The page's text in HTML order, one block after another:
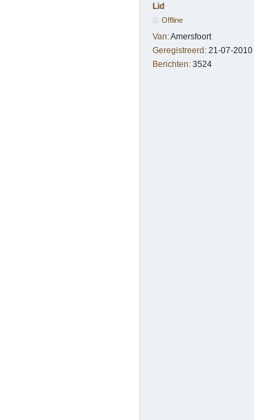
Lid
Offline
Van:Amersfoort
Geregistreerd: 21-07-2010
Berichten: 3524